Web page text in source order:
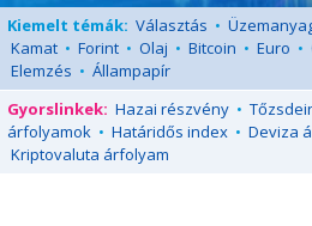
Kiemelt témák: Választás •
Kamat • Forint • Olaj • Bitcoin • Euro •
Elemzés • Állampapír
Gyorslinkek: Hazai részvény •
árfolyamok • Határidős index • Deviza
Kriptovaluta árfolyam